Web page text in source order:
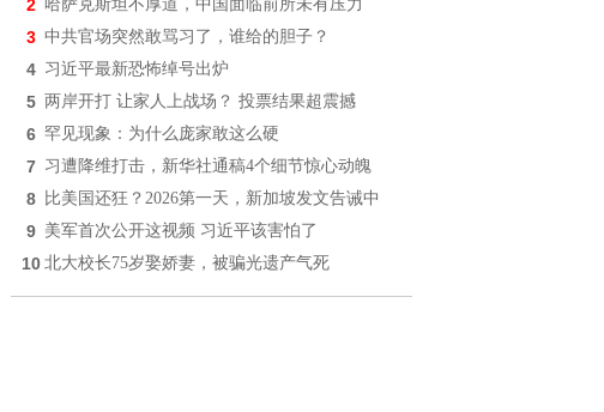
2 哈萨克斯坦不厚道，中国面临前所未有压力
3 中共官场突然敢骂习了，谁给的胆子？
4 习近平最新恐怖绰号出炉
5 两岸开打 让家人上战场？ 投票结果超震撼
6 罕见现象：为什么庞家敢这么硬
7 习遭降维打击，新华社通稿4个细节惊心动魄
8 比美国还狂？2026第一天，新加坡发文告诫中
9 美军首次公开这视频 习近平该害怕了
10 北大校长75岁娶娇妻，被骗光遗产气死